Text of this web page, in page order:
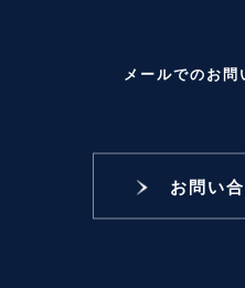
メールでのお問
お問い